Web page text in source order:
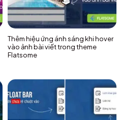
Thêm hiệu ứng ánh sáng khi hover
vào ảnh bài viết trong theme
Flatsome